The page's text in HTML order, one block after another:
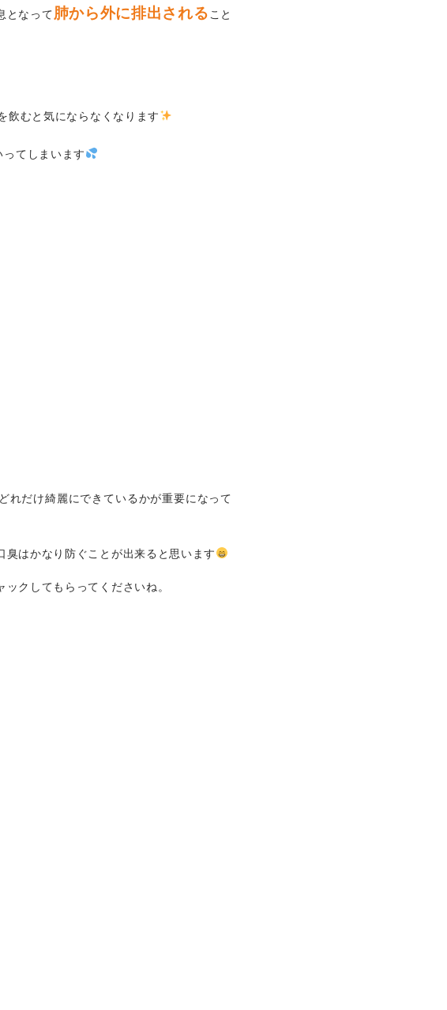
となって肺から外に排出される こと
飲むと気にならなくなります
ってしまいます
れだけ綺麗にできているかが重要になって
はかなり防ぐことが出来ると思います
クしてもらってくださいね。